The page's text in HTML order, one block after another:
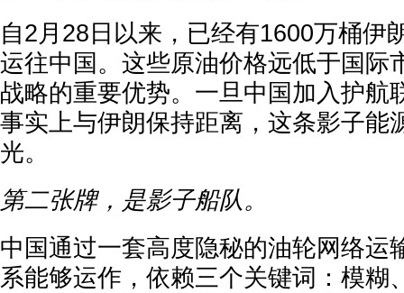
自2月28日以来，已经有1600万桶伊
运往中国。这些原油价格远低于国际
战略的重要优势。一旦中国加入护航
事实上与伊朗保持距离，这条影子能
光。
第二张牌，是影子船队。
中国通过一套高度隐秘的油轮网络运
系能够运作，依赖三个关键词：模糊